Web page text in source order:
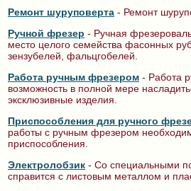
Ремонт шуруповерта - Ремонт
Ручной фрезер - Ручная
место целого семейства фасонных
зензубелей, фальцгобелей.
Работа ручным фрезером - Работа
возможность в полной мере
эксклюзивные изделия.
Приспособления для ручного
работы с ручным фрезером
приспособления.
Электролобзик - Со специальными
справится с листовым металлом и